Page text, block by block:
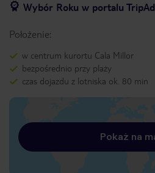
Wybór Roku w portalu
Położenie:
w centrum kurortu Cala Millor
bezpośrednio przy plaży
czas dojazdu z lotniska ok. 80 min
Pokaż na